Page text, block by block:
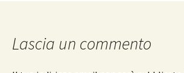
Lascia un commento